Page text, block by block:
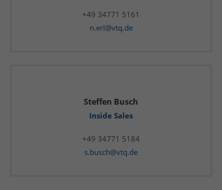
+49 34771 5161
n.erl@vtq.de
Steffen Busch
Inside Sales
+49 34771 5184
s.busch@vtq.de